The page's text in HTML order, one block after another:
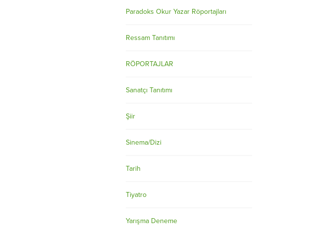
Paradoks Okur Yazar Röportajları
Ressam Tanıtımı
RÖPORTAJLAR
Sanatçı Tanıtımı
Şiir
Sinema/Dizi
Tarih
Tiyatro
Yarışma Deneme